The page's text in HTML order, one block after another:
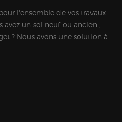
l'ensemble de vos travaux
un sol neuf ou ancien ,
? Nous avons une solution à